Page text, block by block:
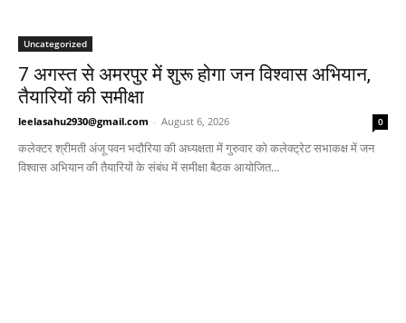
Uncategorized
7 अगस्त से अमरपुर में शुरू होगा जन विश्वास अभियान,
तैयारियों की समीक्षा
leelasahu2930@gmail.com - August 6, 2026 0
कलेक्टर श्रीमती अंजू पवन भदौरिया की अध्यक्षता में गुरुवार को कलेक्ट्रेट सभाकक्ष में जन
विश्वास अभियान की तैयारियों के संबंध में समीक्षा बैठक आयोजित...